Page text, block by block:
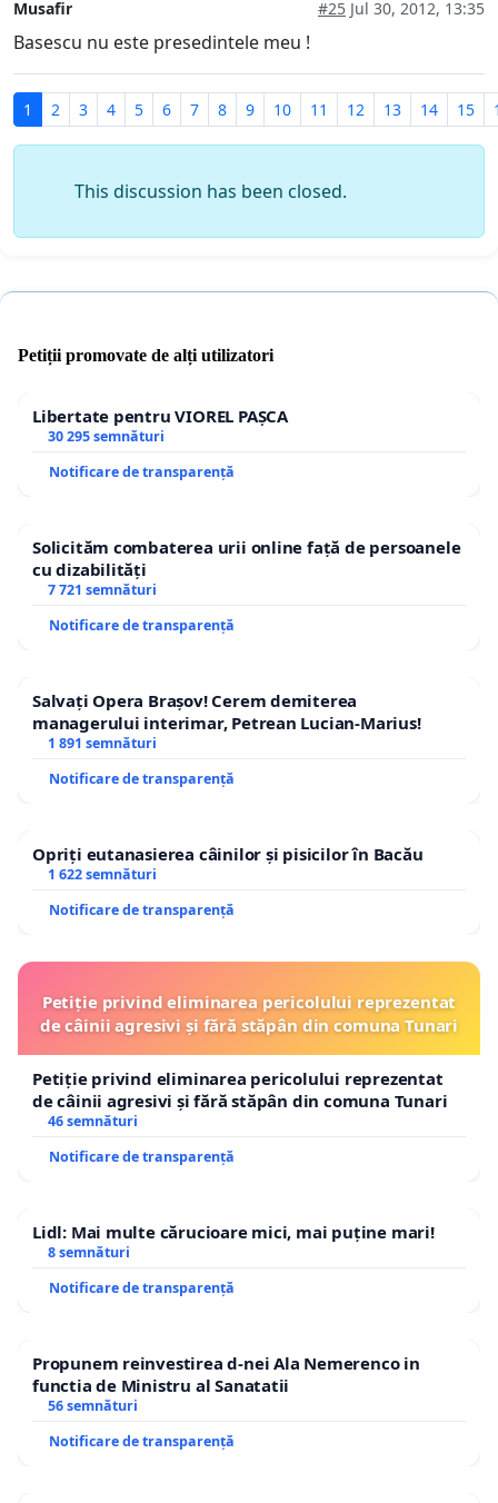
Musafir #25 Jul 30, 2012, 13:35
Basescu nu este presedintele meu !
1 2 3 4 5 6 7 8 9 10 11 12 13 14 15
This discussion has been closed.
Petiții promovate de alți utilizatori
Libertate pentru VIOREL PAȘCA
30 295 semnături
Notificare de transparență
Solicităm combaterea urii online față de persoanele
cu dizabilități
7 721 semnături
Notificare de transparență
Salvați Opera Brașov! Cerem demiterea
managerului interimar, Petrean Lucian-Marius!
1 891 semnături
Notificare de transparență
Opriți eutanasierea câinilor și pisicilor în Bacău
1 622 semnături
Notificare de transparență
Petiție privind eliminarea pericolului reprezentat
de câinii agresivi și fără stăpân din comuna Tunari
Petiție privind eliminarea pericolului reprezentat
de câinii agresivi și fără stăpân din comuna Tunari
46 semnături
Notificare de transparență
Lidl: Mai multe cărucioare mici, mai puține mari!
8 semnături
Notificare de transparență
Propunem reinvestirea d-nei Ala Nemerenco in
functia de Ministru al Sanatatii
56 semnături
Notificare de transparență